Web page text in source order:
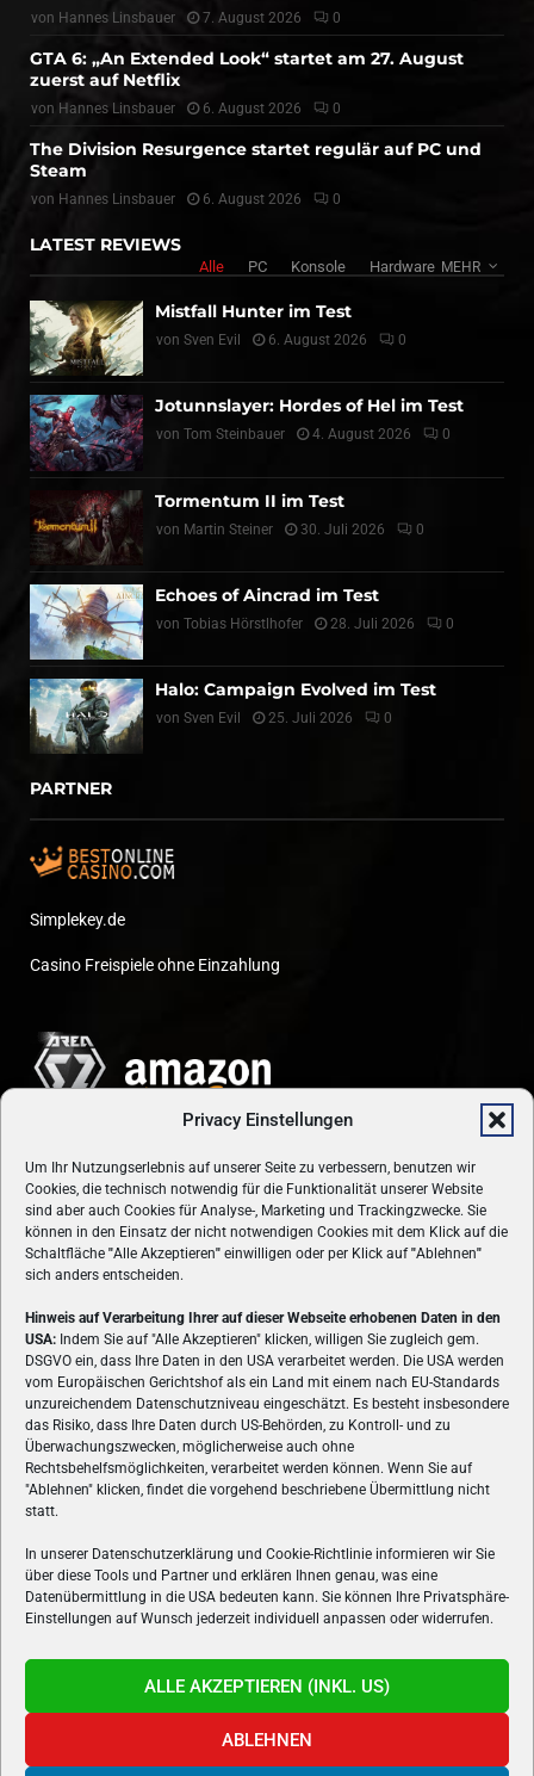
Privacy Einstellungen
Um Ihr Nutzungserlebnis auf unserer Seite zu verbessern, benutzen wir
Cookies, die technisch notwendig für die Funktionalität unserer Website
sind aber auch Cookies für Analyse-, Marketing und Trackingzwecke. Sie
können in den Einsatz der nicht notwendigen Cookies mit dem Klick auf die
Schaltfläche "Alle Akzeptieren" einwilligen oder per Klick auf"Ablehnen"
sich anders entscheiden.
Hinweis auf Verarbeitung Ihrer auf dieser Webseite erhobenen Daten in den
USA: Indem Sie auf "Alle Akzeptieren" klicken, willigen Sie zugleich gem.
DSGVO ein, dass Ihre Daten in den USA verarbeitet werden. Die USA werden
vom Europäischen Gerichtshof als ein Land mit einem nach EU-Standards
unzureichendem Datenschutzniveau eingeschätzt. Es besteht insbesondere
das Risiko, dass Ihre Daten durch US-Behörden, zu Kontroll- und zu
Überwachungszwecken, möglicherweise auch ohne
Rechtsbehelfsmöglichkeiten, verarbeitet werden können. Wenn Sie auf
"Ablehnen" klicken, findet die vorgehend beschriebene Übermittlung nicht
statt.
In unserer Datenschutzerklärung und Cookie-Richtlinie informieren wir Sie
über diese Tools und Partner und erklären Ihnen genau, was eine
Datenübermittlung in die USA bedeuten kann. Sie können Ihre Privatsphäre-
Einstellungen auf Wunsch jederzeit individuell anpassen oder widerrufen.
ALLE AKZEPTIEREN (INKL. US)
ABLEHNEN
von Hannes Linsbauer 7. August 2026 0
GTA 6: „An Extended Look“ startet am 27. August
zuerst auf Netflix
von Hannes Linsbauer 6. August 2026 0
The Division Resurgence startet regulär auf PC und
Steam
von Hannes Linsbauer 6. August 2026 0
LATEST REVIEWS
Alle PC Konsole Hardware MEHR
Mistfall Hunter im Test
von Sven Evil 6. August 2026 0
Jotunnslayer: Hordes of Hel im Test
von Tom Steinbauer 4. August 2026 0
Tormentum II im Test
von Martin Steiner 30. Juli 2026 0
Echoes of Aincrad im Test
von Tobias Hörstlhofer 28. Juli 2026 0
Halo: Campaign Evolved im Test
von Sven Evil 25. Juli 2026 0
PARTNER
Simplekey.de
Casino Freispiele ohne Einzahlung
ÜBER UNS
VON GAMERN, FÜR GAMER! Gamers.at ist das älteste Online-
Spielemagazin Österreichs und bringt täglich aktuelle News,
Reviews und Videos zu PC- und Konsolenspielen, Gaming-
Hardware und aus der Welt des e-Sport's.
FOLGE UNS